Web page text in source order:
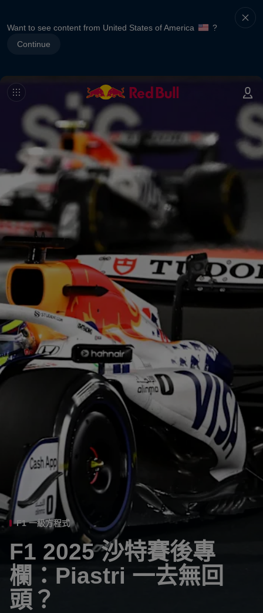
Want to see content from United States of America
?
Continue
F1 一級方程式
F1 2025 沙特賽後專
欄：Piastri 一去無回
頭？